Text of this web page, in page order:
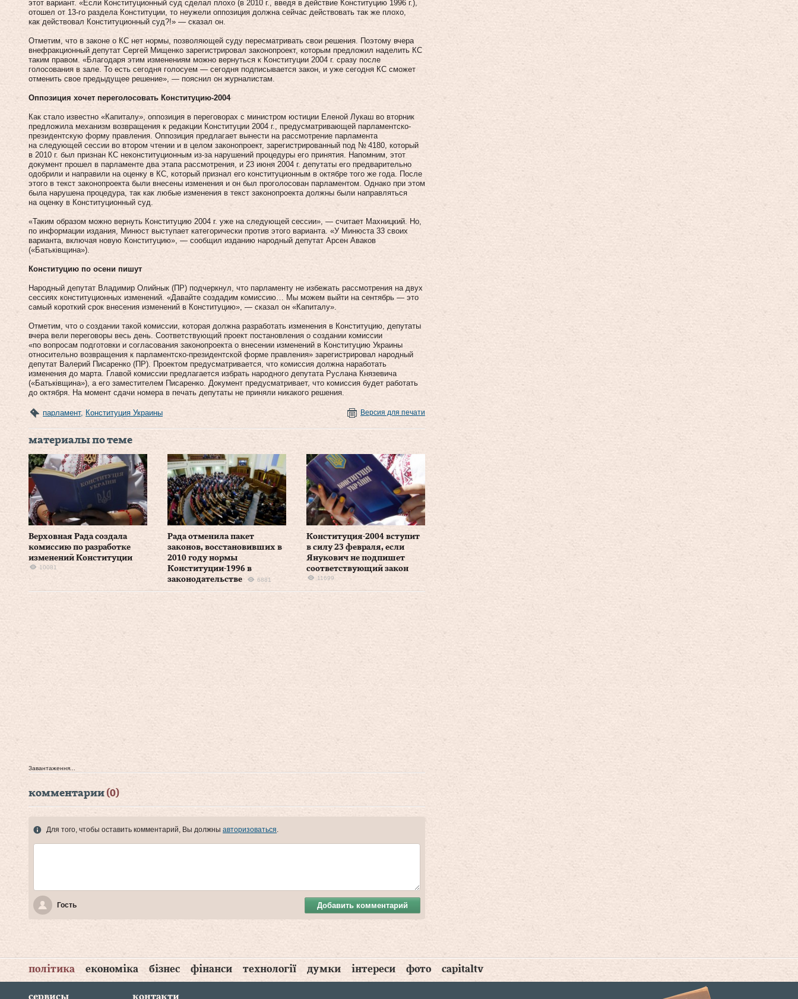
этот вариант. «Если Конституционный суд сделал плохо (в 2010 г., введя в действие Конституцию 1996 г.),
отошел от 13-го раздела Конституции, то неужели оппозиция должна сейчас действовать так же плохо,
как действовал Конституционный суд?!» — сказал он.
Отметим, что в законе о КС нет нормы, позволяющей суду пересматривать свои решения. Поэтому вчера
внефракционный депутат Сергей Мищенко зарегистрировал законопроект, которым предложил наделить КС
таким правом. «Благодаря этим изменениям можно вернуться к Конституции 2004 г. сразу после
голосования в зале. То есть сегодня голосуем — сегодня подписывается закон, и уже сегодня КС сможет
отменить свое предыдущее решение», — пояснил он журналистам.
Оппозиция хочет переголосовать Конституцию-2004
Как стало известно «Капиталу», оппозиция в переговорах с министром юстиции Еленой Лукаш во вторник
предложила механизм возвращения к редакции Конституции 2004 г., предусматривающей парламентско-
президентскую форму правления. Оппозиция предлагает вынести на рассмотрение парламента
на следующей сессии во втором чтении и в целом законопроект, зарегистрированный под № 4180, который
в 2010 г. был признан КС неконституционным из‑за нарушений процедуры его принятия. Напомним, этот
документ прошел в парламенте два этапа рассмотрения, и 23 июня 2004 г. депутаты его предварительно
одобрили и направили на оценку в КС, который признал его конституционным в октябре того же года. После
этого в текст законопроекта были внесены изменения и он был проголосован парламентом. Однако при этом
была нарушена процедура, так как любые изменения в текст законопроекта должны были направляться
на оценку в Конституционный суд.
«Таким образом можно вернуть Кон­ституцию 2004 г. уже на следующей сессии», — считает Махницкий. Но,
по информации издания, Минюст выступает категорически против этого варианта. «У Минюста 33 своих
варианта, включая новую Конституцию», — сообщил изданию народный депутат Арсен Аваков
(«Батьківщина»).
Конституцию по осени пишут
Народный депутат Владимир Олийнык (ПР) подчеркнул, что парламенту не избежать рассмотрения на двух
сессиях конституционных изменений. «Давайте создадим комиссию… Мы можем выйти на сентябрь — это
самый короткий срок внесения изменений в Конституцию», — сказал он «Капиталу».
Отметим, что о создании такой комиссии, которая должна разработать изменения в Конституцию, депутаты
вчера вели переговоры весь день. Соответствующий проект постановления о создании комиссии
«по вопросам подготовки и согласования законопроекта о внесении изменений в Конституцию Украины
относительно возвращения к парламентско-президентской форме правления» зарегистрировал народный
депутат Валерий Писаренко (ПР). Проектом предусматривается, что комиссия должна наработать
изменения до марта. Главой комиссии предлагается избрать народного депутата Руслана Князевича
(«Батьківщина»), а его заместителем Писаренко. Документ предусматривает, что комиссия будет работать
до октября. На момент сдачи номера в печать депутаты не приняли никакого решения.
парламент, Конституция Украины Версия для печати
материалы по теме
Верховная Рада создала
комиссию по разработке
изменений Конституции
10081
Рада отменила пакет
законов, восстановивших в
2010 году нормы
Конституции-1996 в
законодательстве
6881
Конституция-2004 вступит
в силу 23 февраля, если
Янукович не подпишет
соответствующий закон
11699
Завантаження...
комментарии (0)
Для того, чтобы оставить комментарий, Вы должны авторизоваться.
Гость Добавить комментарий
політика економіка бізнес фінанси технології думки інтереси фото capitaltv
сервисы контакти